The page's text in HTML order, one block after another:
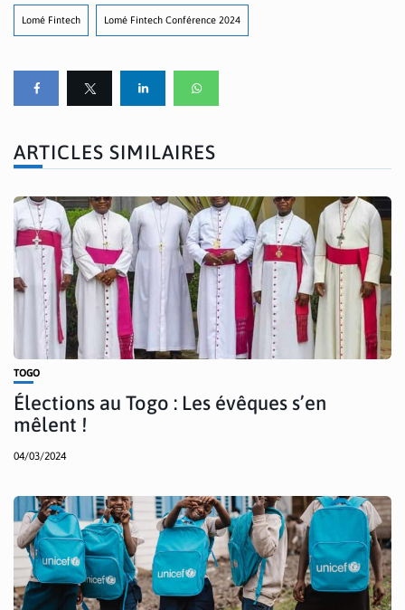
Lomé Fintech Lomé Fintech Conférence 2024
ARTICLES SIMILAIRES
TOGO
Élections au Togo : Les évêques s’en
mêlent !
04/03/2024